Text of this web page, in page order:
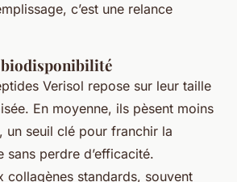
c’est une relance
biodisponibilité
Verisol repose sur leur taille
En moyenne, ils pèsent moins
, un seuil clé pour franchir la
sans perdre d’efficacité.
collagènes standards, souvent